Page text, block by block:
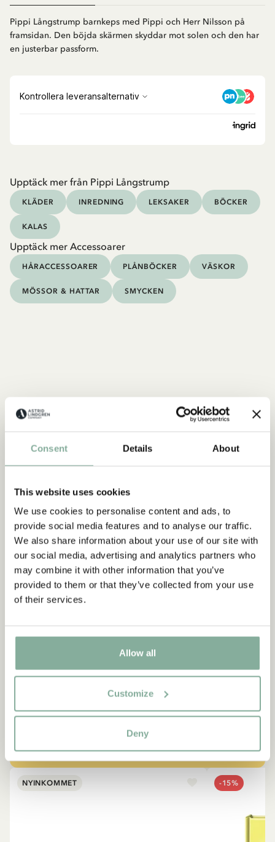
Consent Details About
This website uses cookies
We use cookies to personalise content and ads, to
provide social media features and to analyse our traffic.
We also share information about your use of our site with
our social media, advertising and analytics partners who
may combine it with other information that you’ve
provided to them or that they’ve collected from your use
of their services.
Allow all
Customize
Deny
Pippi Långstrump barnkeps med Pippi och Herr Nilsson på
framsidan. Den böjda skärmen skyddar mot solen och den har
en justerbar passform.
Upptäck mer från Pippi Långstrump
KLÄDER INREDNING LEKSAKER BÖCKER
KALAS
Upptäck mer Accessoarer
HÅRACCESSOARER PLÅNBÖCKER VÄSKOR
MÖSSOR & HATTAR SMYCKEN
måste också vara väldigt
snäll.”
Berättaren i "Känner du Pippi Långstrump?"
NYINKOMMET -15%